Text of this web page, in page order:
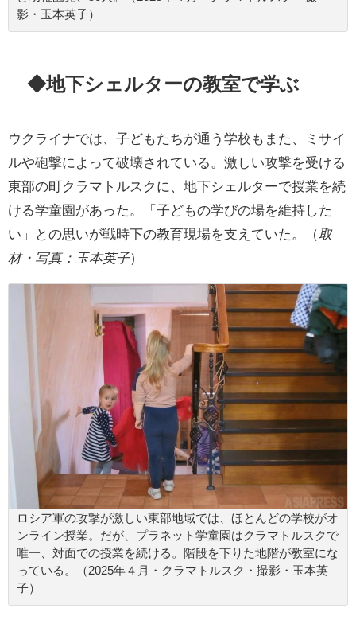
影・玉本英子）
◆地下シェルターの教室で学ぶ
ウクライナでは、子どもたちが通う学校もまた、ミサイ
ルや砲撃によって破壊されている。激しい攻撃を受ける
東部の町クラマトルスクに、地下シェルターで授業を続
ける学童園があった。「子どもの学びの場を維持した
い」との思いが戦時下の教育現場を支えていた。（ 取
材・写真：玉本英子）
ロシア軍の攻撃が激しい東部地域では、ほとんどの学校がオ
ンライン授業。だが、プラネット学童園はクラマトルスクで
唯一、対面での授業を続ける。階段を下りた地階が教室にな
っている。（2025年４月・クラマトルスク・撮影・玉本英
子）